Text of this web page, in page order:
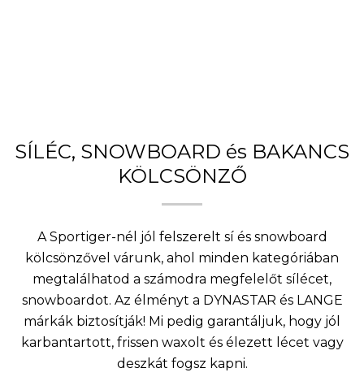
SÍLÉC, SNOWBOARD és BAKANCS
KÖLCSÖNZŐ
A Sportiger-nél jól felszerelt sí és snowboard
kölcsönzővel várunk, ahol minden kategóriában
megtalálhatod a számodra megfelelőt sílécet,
snowboardot. Az élményt a DYNASTAR és LANGE
márkák biztosítják! Mi pedig garantáljuk, hogy jól
karbantartott, frissen waxolt és élezett lécet vagy
deszkát fogsz kapni.